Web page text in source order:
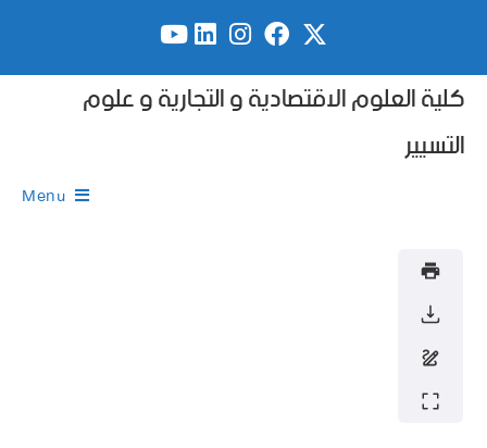
كلية العلوم الاقتصادية و التجارية و علوم
التسيير
Menu